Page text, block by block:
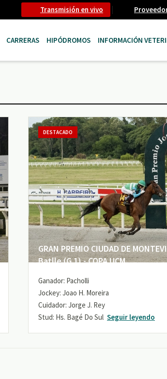
Transmisión en vivo
CARRERAS HIPÓDROMOS INFORMACIÓN
GRAN PREMIO CIUDAD DE
Batlle (G 1) - COPA UCM
DESTACADO
Ganador: Pacholli
Jockey: Joao H. Moreira
Cuidador: Jorge J. Rey
Stud: Hs. Bagé Do Sul Seguir leyendo